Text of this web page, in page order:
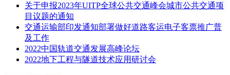
总报价（万元）：29926.5229
第三名:中铁四局集团有限公司
中铁四局集团电气化工程有限公司
关于申报2023年UITP全球公共交通峰会城市公共交通项
目议题的通知
交通运输部印发通知部署做好道路客运电子客票推广普
及工作
2022中国轨道交通发展高峰论坛
2022地下工程与隧道技术应用研讨会